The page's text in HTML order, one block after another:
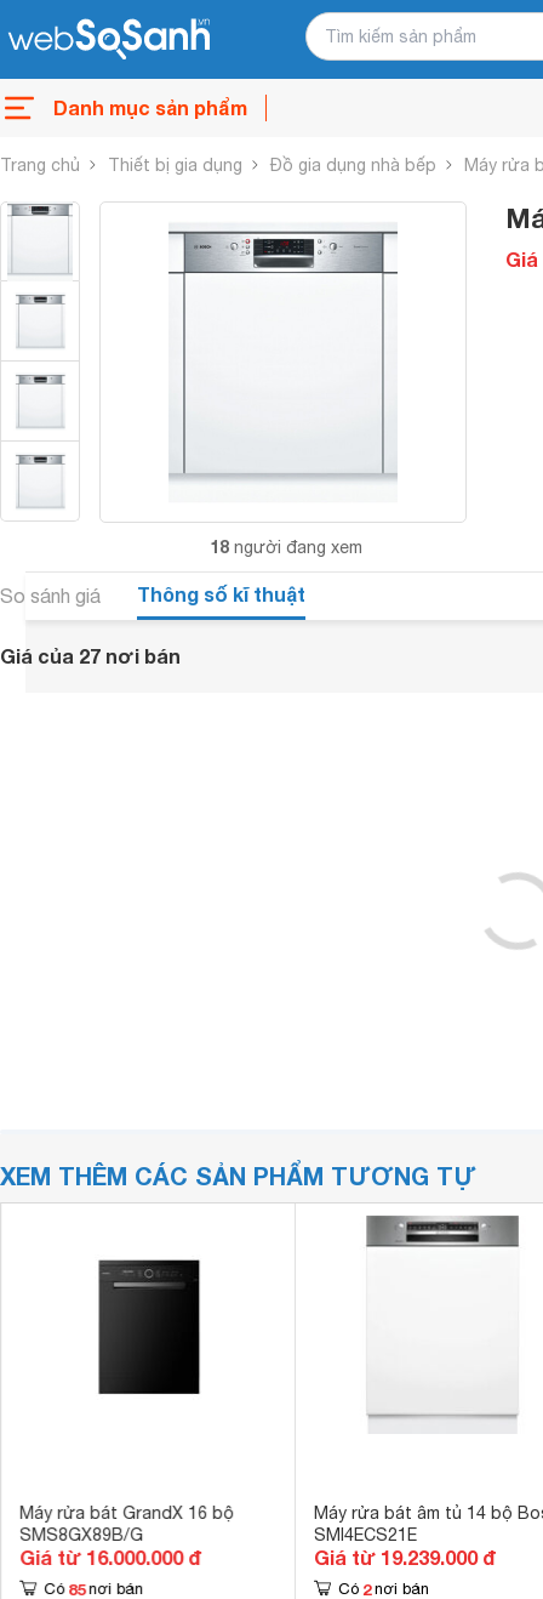
Danh mục sản phẩm
Trang chủ Thiết bị gia dụng Đồ gia dụng nhà bếp Máy rửa
18 người đang xem
Giá
So sánh giá Thông số kĩ thuật
Giá của 27 nơi bán
XEM THÊM CÁC SẢN PHẨM TƯƠNG TỰ
Máy rửa bát GrandX 16 bộ
SMS8GX89B/G
Giá từ 16.000.000 đ
Có 85 nơi bán
Máy rửa bát âm tủ 14 bộ
SMI4ECS21E
Giá từ 19.239.000 đ
Có 2 nơi bán